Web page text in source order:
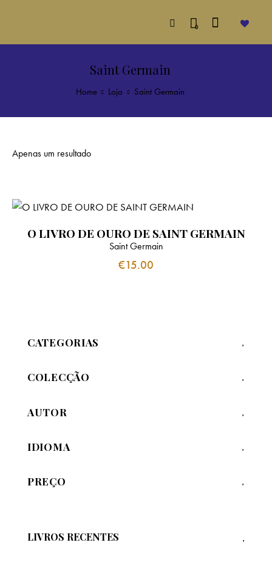
0
Saint Germain
Home Loja Saint Germain
Apenas um resultado
O LIVRO DE OURO DE SAINT GERMAIN
Saint Germain
€15.00
CATEGORIAS
COLECÇÃO
AUTOR
IDIOMA
PREÇO
LIVROS RECENTES